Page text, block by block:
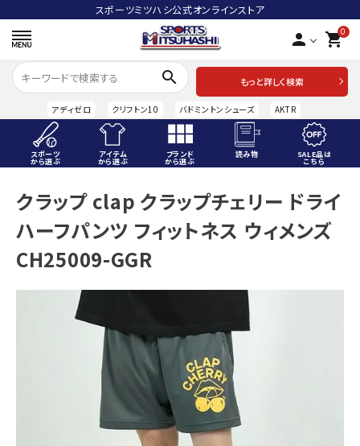
スポーツミツハシ公式オンラインストア
person 0
shopping_cart
search
もっと詳しく検索
アディゼロ クリフトン10 バドミントンシューズ AKTR
スポーツ
から選ぶ
アイテム
から選ぶ
ブランド
から選ぶ
読み物 SALE品は
こちら
ACCOUNT MENU
ようこそ ゲスト 様
meeting_room ログイン person
スポーツから選ぶ
SALE品はこちら
クラップ clap クラップチェリー ドライ
ハーフパンツ フィットネス ウィメンズ
CH25009-GGR